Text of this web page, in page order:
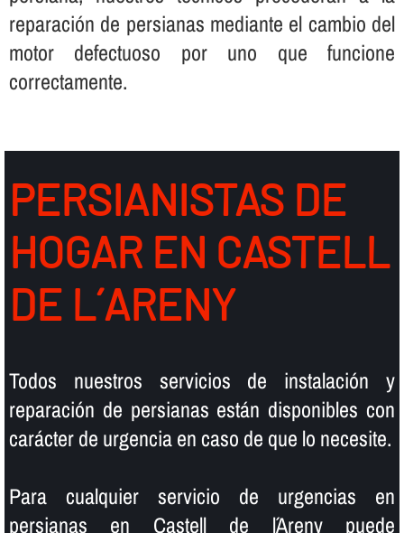
reparación de persianas mediante el cambio del
motor defectuoso por uno que funcione
correctamente.
PERSIANISTAS DE
HOGAR EN CASTELL
DE L´ARENY
Todos nuestros servicios de instalación y
reparación de persianas están disponibles con
carácter de urgencia en caso de que lo necesite.
Para cualquier servicio de urgencias en
persianas en Castell de l´Areny puede